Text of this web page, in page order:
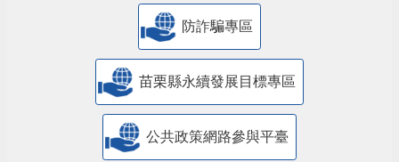
防詐騙專區
苗栗縣永續發展目標專區
公共政策網路參與平臺